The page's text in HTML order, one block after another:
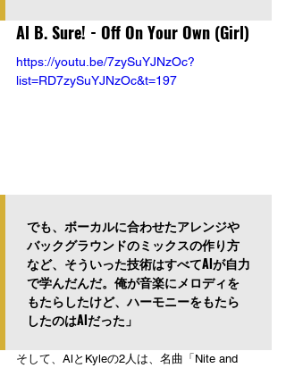
Al B. Sure! - Off On Your Own (Girl)
https://youtu.be/7zySuYJNzOc?
list=RD7zySuYJNzOc&t=197
でも、ボーカルに合わせたアレンジや
バックグラウンドのミックスの作り方
など、そういった技術はすべてAlが自力
で学んだんだ。俺が音楽にメロディを
もたらしたけど、ハーモニーをもたら
したのはAlだった」
そして、AlとKyleの2人は、名曲「Nite and